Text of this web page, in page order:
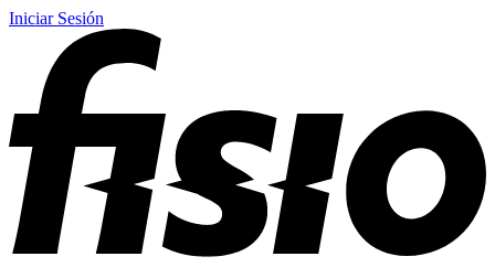
Iniciar Sesión